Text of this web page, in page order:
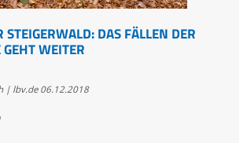
STEIGERWALD: DAS FÄLLEN DER
WEITER
| lbv.de 06.12.2018